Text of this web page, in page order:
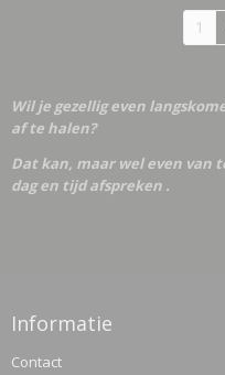
1
Wil je gezellig even
af te halen?
Dat kan, maar wel even van
dag en tijd afspreken .
Informatie
Contact